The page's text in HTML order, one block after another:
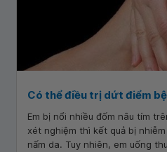
Có thể điều trị dứt điểm
Em bị nổi nhiều đốm nâu tím
xét nghiệm thì kết quả bị
nấm da. Tuy nhiên, em uống